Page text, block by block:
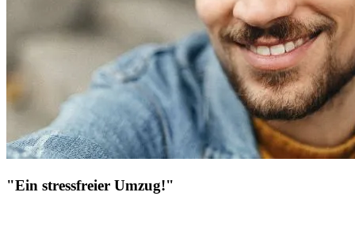
"Ein stressfreier Umzug!"